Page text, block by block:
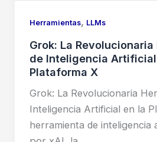
Herramientas, LLMs
Grok: La
de Inteligencia
Plataforma X
Grok: La Revolucionaria
Inteligencia Artificial en la
herramienta de inteligencia